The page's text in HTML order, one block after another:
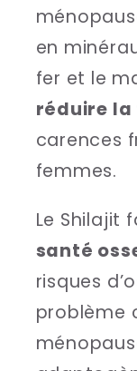
en
fer et le
réduire
carences
femmes.
Le Shilajit
santé
risques
problème